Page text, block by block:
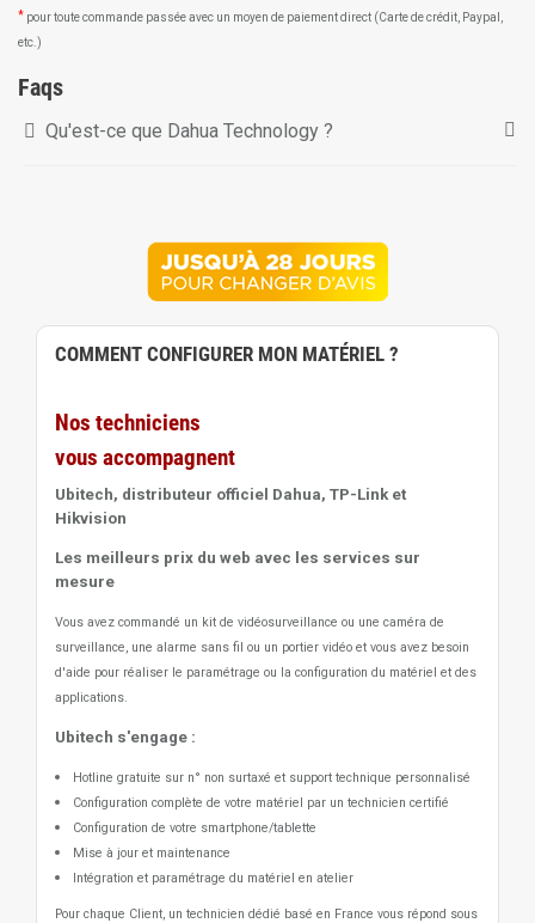
* pour toute commande passée avec un moyen de paiement direct (Carte de crédit, Paypal,
etc.)
Faqs
Qu'est-ce que Dahua Technology ?
COMMENT CONFIGURER MON MATÉRIEL ?
Nos techniciens
vous accompagnent
Ubitech, distributeur officiel Dahua, TP-Link et
Hikvision
Les meilleurs prix du web avec les services sur
mesure
Vous avez commandé un kit de vidéosurveillance ou une caméra de
surveillance, une alarme sans fil ou un portier vidéo et vous avez besoin
d'aide pour réaliser le paramétrage ou la configuration du matériel et des
applications.
Ubitech s'engage :
Hotline gratuite sur n° non surtaxé et support technique personnalisé
Configuration complète de votre matériel par un technicien certifié
Configuration de votre smartphone/tablette
Mise à jour et maintenance
Intégration et paramétrage du matériel en atelier
Pour chaque Client, un technicien dédié basé en France vous répond sous